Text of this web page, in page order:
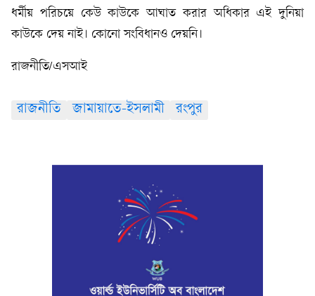
ধর্মীয় পরিচয়ে কেউ কাউকে আঘাত করার অধিকার এই দুনিয়া
কাউকে দেয় নাই। কোনো সংবিধানও দেয়নি।
রাজনীতি/এসআই
রাজনীতি জামায়াতে-ইসলামী রংপুর